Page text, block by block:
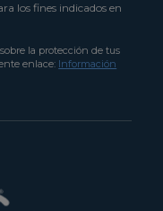
los fines indicados en
la protección de tus
enlace: Información